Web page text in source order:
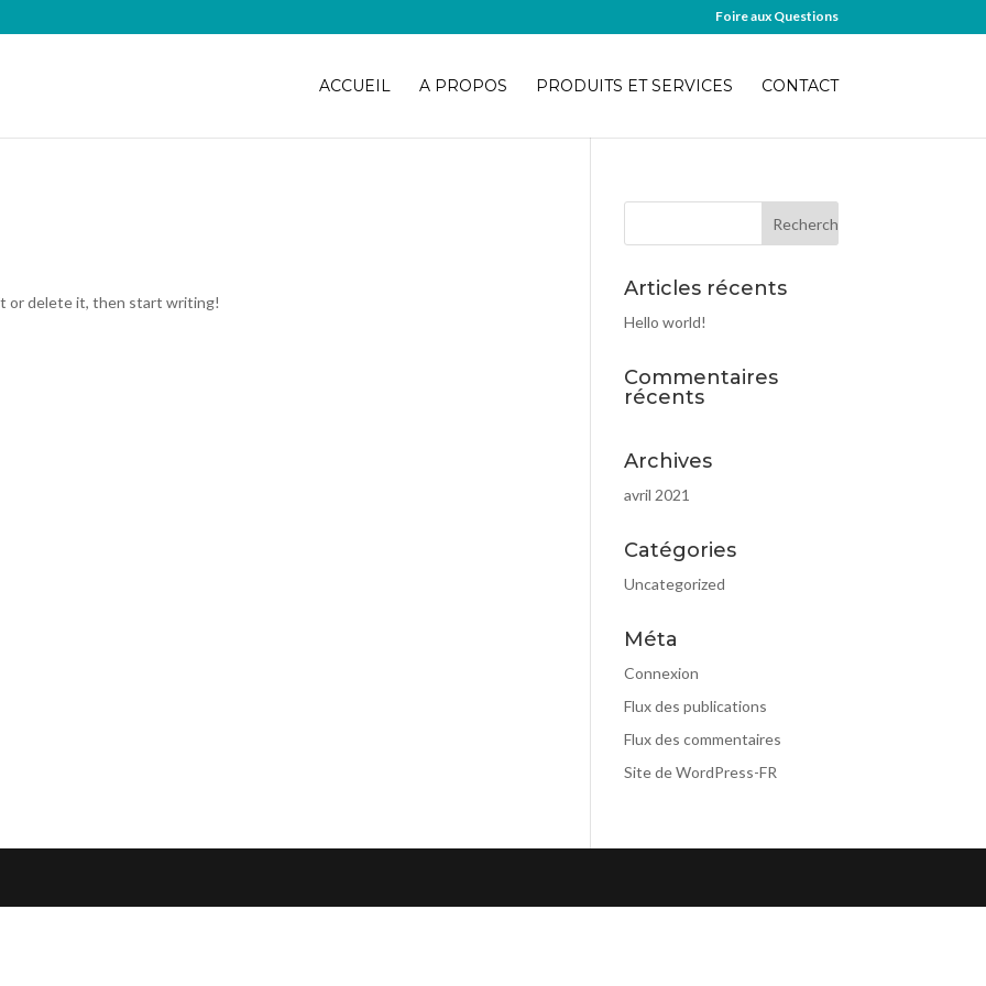
Foire aux Questions
ACCUEIL A PROPOS PRODUITS ET SERVICES CONTACT
or delete it, then start writing!
Articles récents
Hello world!
Commentaires
récents
Archives
avril 2021
Catégories
Uncategorized
Méta
Connexion
Flux des publications
Flux des commentaires
Site de WordPress-FR